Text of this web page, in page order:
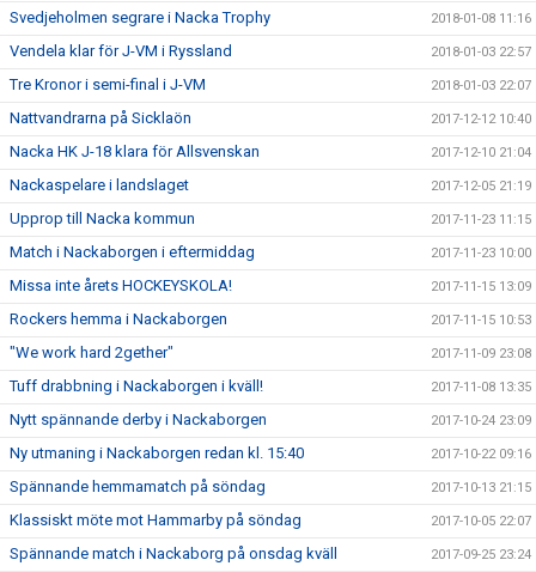
Svedjeholmen segrare i Nacka Trophy 2018-01-08 11:16
Vendela klar för J-VM i Ryssland 2018-01-03 22:57
Tre Kronor i semi-final i J-VM 2018-01-03 22:07
Nattvandrarna på Sicklaön 2017-12-12 10:40
Nacka HK J-18 klara för Allsvenskan 2017-12-10 21:04
Nackaspelare i landslaget 2017-12-05 21:19
Upprop till Nacka kommun 2017-11-23 11:15
Match i Nackaborgen i eftermiddag 2017-11-23 10:00
Missa inte årets HOCKEYSKOLA! 2017-11-15 13:09
Rockers hemma i Nackaborgen 2017-11-15 10:53
"We work hard 2gether" 2017-11-09 23:08
Tuff drabbning i Nackaborgen i kväll! 2017-11-08 13:35
Nytt spännande derby i Nackaborgen 2017-10-24 23:09
Ny utmaning i Nackaborgen redan kl. 15:40 2017-10-22 09:16
Spännande hemmamatch på söndag 2017-10-13 21:15
Klassiskt möte mot Hammarby på söndag 2017-10-05 22:07
Spännande match i Nackaborg på onsdag kväll 2017-09-25 23:24